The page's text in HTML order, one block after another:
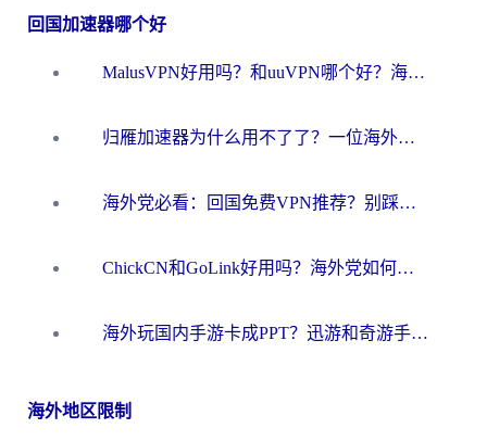
回国加速器哪个好
MalusVPN好用吗？和uuVPN哪个好？海外党无缝访问国内资源的真实对比与选择指南
归雁加速器为什么用不了了？一位海外游子的真实困惑与技术解答
海外党必看：回国免费VPN推荐？别踩坑！教你选对加速器无缝刷国内资源
ChickCN和GoLink好用吗？海外党如何选对回国加速器
海外玩国内手游卡成PPT？迅游和奇游手游哪个好？一篇讲透回国加速器怎么选
海外地区限制